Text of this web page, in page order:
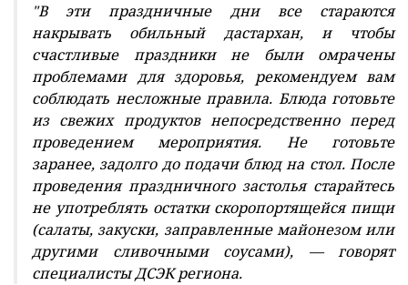
"В эти праздничные дни все стараются
накрывать обильный дастархан, и чтобы
счастливые праздники не были омрачены
проблемами для здоровья, рекомендуем вам
соблюдать несложные правила. Блюда готовьте
из свежих продуктов непосредственно перед
проведением мероприятия. Не готовьте
заранее, задолго до подачи блюд на стол. После
проведения праздничного застолья старайтесь
не употреблять остатки скоропортящейся пищи
(салаты, закуски, заправленные майонезом или
другими сливочными соусами), — говорят
специалисты ДСЭК региона.